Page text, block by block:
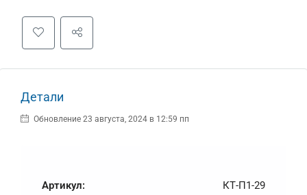
Детали
Обновление 23 августа, 2024 в 12:59 пп
Артикул: КТ-П1-29